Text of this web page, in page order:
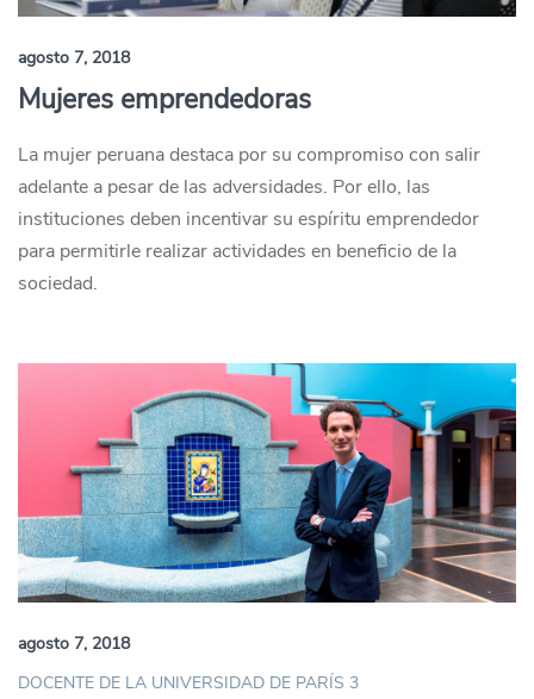
agosto 7, 2018
Mujeres emprendedoras
La mujer peruana destaca por su compromiso con salir
adelante a pesar de las adversidades. Por ello, las
instituciones deben incentivar su espíritu emprendedor
para permitirle realizar actividades en beneficio de la
sociedad.
agosto 7, 2018
DOCENTE DE LA UNIVERSIDAD DE PARÍS 3